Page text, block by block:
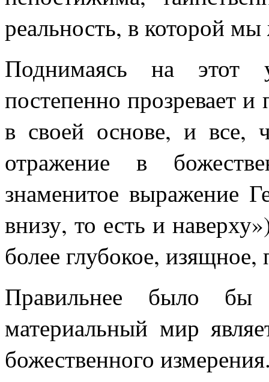
реальность, в которой
Поднимаясь на этот
постепенно прозревает
в своей основе, и все,
отражение в
знаменитое выражение
внизу, то есть и
более глубокое,
Правильнее было
материальный мир
божественного